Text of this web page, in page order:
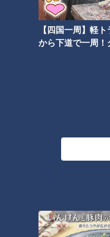
【四国一周】軽
から下道で一周！
朝わくわくパフェ風ごは
どもの笑顔WEEK】